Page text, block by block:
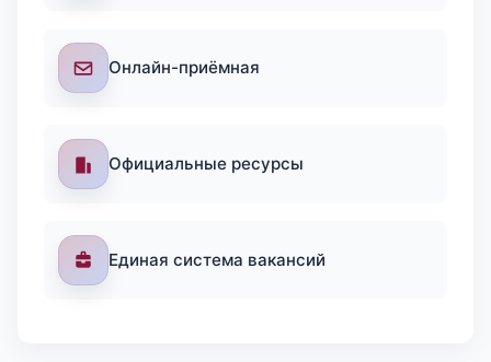
Онлайн-приёмная
Официальные ресурсы
Единая система вакансий